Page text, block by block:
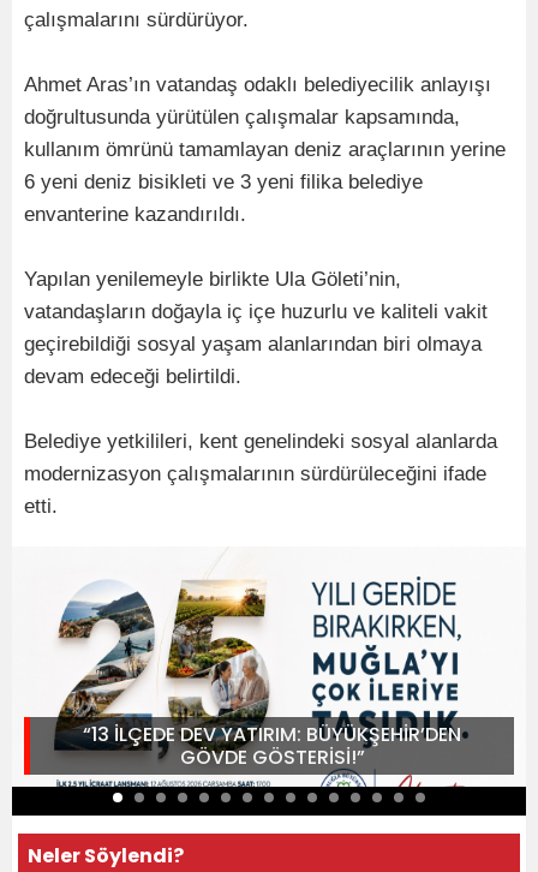
çalışmalarını sürdürüyor.
Ahmet Aras’ın vatandaş odaklı belediyecilik anlayışı
doğrultusunda yürütülen çalışmalar kapsamında,
kullanım ömrünü tamamlayan deniz araçlarının yerine
6 yeni deniz bisikleti ve 3 yeni filika belediye
envanterine kazandırıldı.
Yapılan yenilemeyle birlikte Ula Göleti’nin,
vatandaşların doğayla iç içe huzurlu ve kaliteli vakit
geçirebildiği sosyal yaşam alanlarından biri olmaya
devam edeceği belirtildi.
Belediye yetkilileri, kent genelindeki sosyal alanlarda
modernizasyon çalışmalarının sürdürüleceğini ifade
etti.
“13 İLÇEDE DEV YATIRIM: BÜYÜKŞEHİR’DEN
GÖVDE GÖSTERİSİ!”
Neler Söylendi?